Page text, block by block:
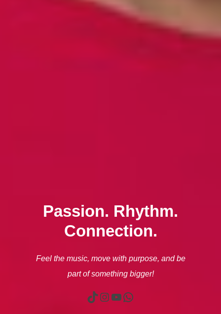
Passion. Rhythm.
Connection.
Feel the music, move with purpose, and be
part of something bigger!
TikTok
Instagram
YouTube
WhatsApp